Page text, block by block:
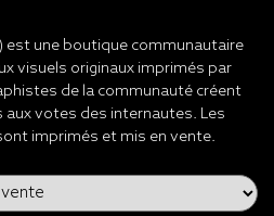
est une boutique communautaire
visuels originaux imprimés par
de la communauté créent
votes des internautes. Les
imprimés et mis en vente.